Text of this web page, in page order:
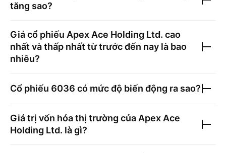
tăng sao?
Giá cổ phiếu Apex Ace Holding Ltd. cao
nhất và thấp nhất từ trước đến nay là bao
nhiêu?
Cổ phiếu 6036 có mức độ biến động ra sao?
Giá trị vốn hóa thị trường của Apex Ace
Holding Ltd. là gì?